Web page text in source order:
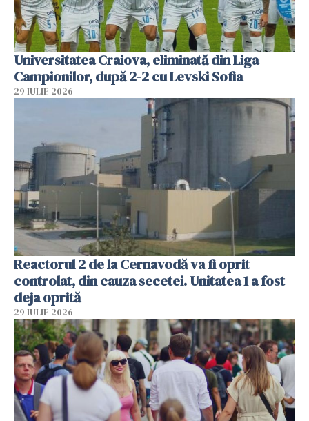
Universitatea Craiova, eliminată din Liga
Campionilor, după 2-2 cu Levski Sofia
29 IULIE 2026
Reactorul 2 de la Cernavodă va fi oprit
controlat, din cauza secetei. Unitatea 1 a fost
deja oprită
29 IULIE 2026